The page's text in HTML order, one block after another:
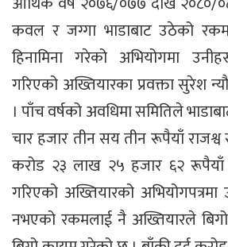
कवल र जग्गा भाडाबाट उठेको
हिनामिना गरेको अभियोगमा
गरिएको अख्तियारका प्रवक्ता सुरेश
। पाँच वर्षको अवधिमा समितिले
चार हजार तीन सय तीन रूपैयाँ
करोड २३ लाख २५ हजार ६२ रूपैयाँ
गरिएको अख्तियारको
नभएको रकमलाई नै अख्तियारले बिगो